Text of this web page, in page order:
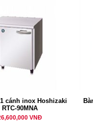
cánh inox Hoshizaki
RTC-90MNA
VNĐ